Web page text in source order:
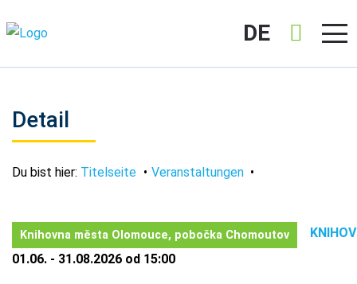
DE
Detail
Du bist hier: Titelseite Veranstaltungen
Knihovna města Olomouce, pobočka Chomoutov
01.06. - 31.08.2026 od 15:00